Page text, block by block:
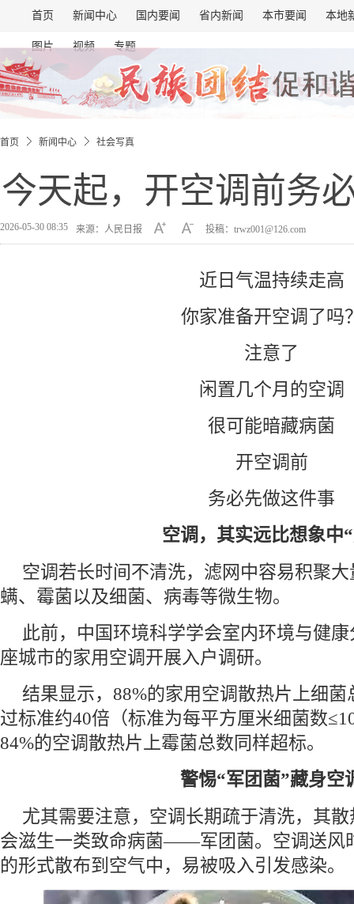
首页 新闻中心 国内要闻 省内新闻 本市要闻 本地
图片 视频 专题
首页 新闻中心 社会写真
今天起，开空调前务
2026-05-30 08:35 来源：人民日报 投稿：trwz001@126.com
近日气温持续走高
你家准备开空调了吗
注意了
闲置几个月的空调
很可能暗藏病菌
开空调前
务必先做这件事
空调，其实远比想象中
空调若长时间不清洗，滤网中容易积聚
螨、霉菌以及细菌、病毒等微生物。
此前，中国环境科学学会室内环境与健
座城市的家用空调开展入户调研。
结果显示，88%的家用空调散热片上细
过标准约40倍（标准为每平方厘米细菌数
84%的空调散热片上霉菌总数同样超标。
警惕“军团菌”藏身空
尤其需要注意，空调长期疏于清洗，其
会滋生一类致命病菌——军团菌。空调送风
的形式散布到空气中，易被吸入引发感染。